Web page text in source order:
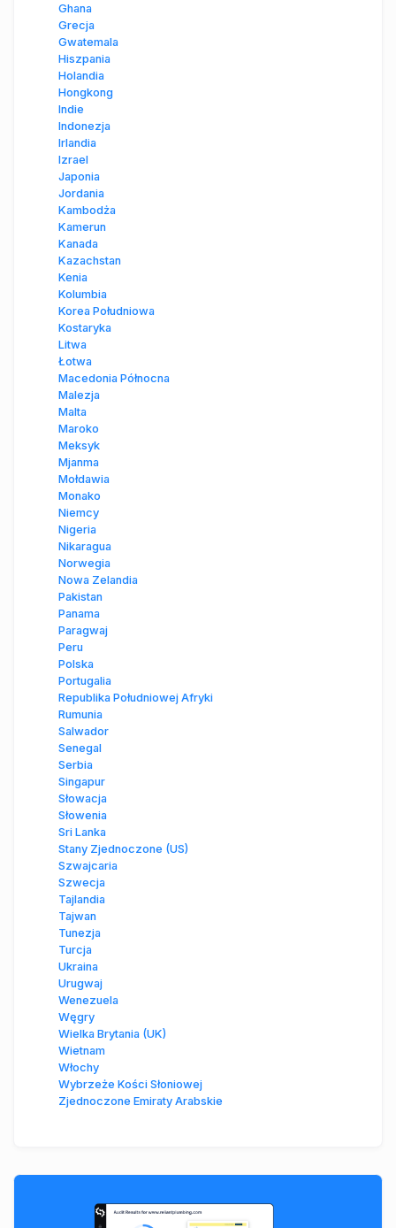
Ghana
Grecja
Gwatemala
Hiszpania
Holandia
Hongkong
Indie
Indonezja
Irlandia
Izrael
Japonia
Jordania
Kambodża
Kamerun
Kanada
Kazachstan
Kenia
Kolumbia
Korea Południowa
Kostaryka
Litwa
Łotwa
Macedonia Północna
Malezja
Malta
Maroko
Meksyk
Mjanma
Mołdawia
Monako
Niemcy
Nigeria
Nikaragua
Norwegia
Nowa Zelandia
Pakistan
Panama
Paragwaj
Peru
Polska
Portugalia
Republika Południowej Afryki
Rumunia
Salwador
Senegal
Serbia
Singapur
Słowacja
Słowenia
Sri Lanka
Stany Zjednoczone (US)
Szwajcaria
Szwecja
Tajlandia
Tajwan
Tunezja
Turcja
Ukraina
Urugwaj
Wenezuela
Węgry
Wielka Brytania (UK)
Wietnam
Włochy
Wybrzeże Kości Słoniowej
Zjednoczone Emiraty Arabskie